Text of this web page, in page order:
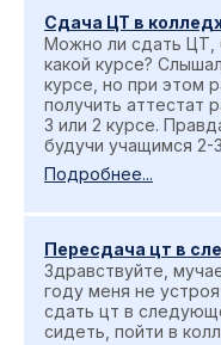
Сдача ЦТ в
Можно ли сдать ЦТ,
какой курсе?
курсе, но при этом
получить аттестат
3 или 2 курсе.
будучи учащимся 2-
Подробнее...
Пересдача цт в
Здравствуйте,
году меня не
сдать цт в
сидеть, пойти в